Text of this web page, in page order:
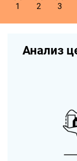
1 2 3
Анализ